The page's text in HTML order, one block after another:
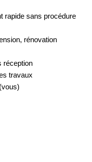
rapide sans procédure
rénovation
réception
travaux